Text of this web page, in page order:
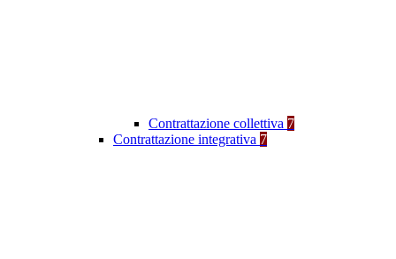
Contrattazione collettiva 7
Contrattazione integrativa 7